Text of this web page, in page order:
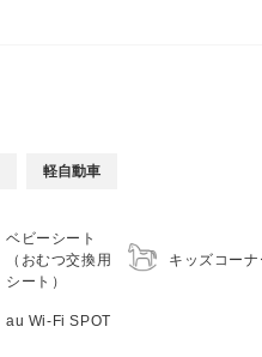
軽自動車
ベビーシート
（おむつ交換用
シート）
キッズコーナ
au Wi-Fi SPOT